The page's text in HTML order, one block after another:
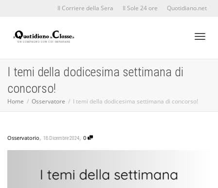
Il Corriere della Sera Il Sole 24 ore Quotidiano.net
I temi della dodicesima settimana di
concorso!
Home Osservatore I temi della dodicesima settimana di concorso!
Osservatorio, 18 Dicembre 2024, 0